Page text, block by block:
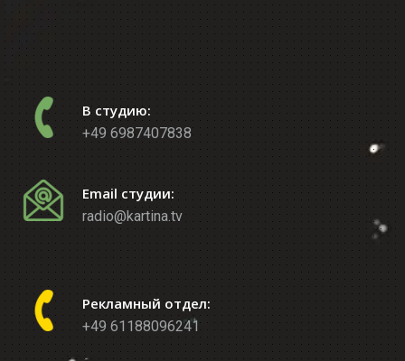
В студию:
+49 6987407838
Email студии:
radio@kartina.tv
Рекламный отдел:
+49 61188096241